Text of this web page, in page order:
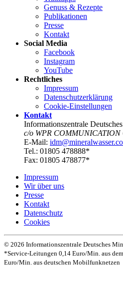
Genuss & Rezepte
Publikationen
Presse
Kontakt
Social Media
Facebook
Instagram
YouTube
Rechtliches
Impressum
Datenschutz­erklärung
Cookie-Einstellungen
Kontakt
Informationszentrale
c/o WPR
E-Mail:
Tel.: 01805 478888*
Fax: 01805 478877*
Impressum
Wir über uns
Presse
Kontakt
Datenschutz­
Cookies
© 2026 Informationszentrale Deutsches
*Service-Leitungen 0,14 Euro/Min. aus
Euro/Min. aus deutschen Mobilfunknetzen